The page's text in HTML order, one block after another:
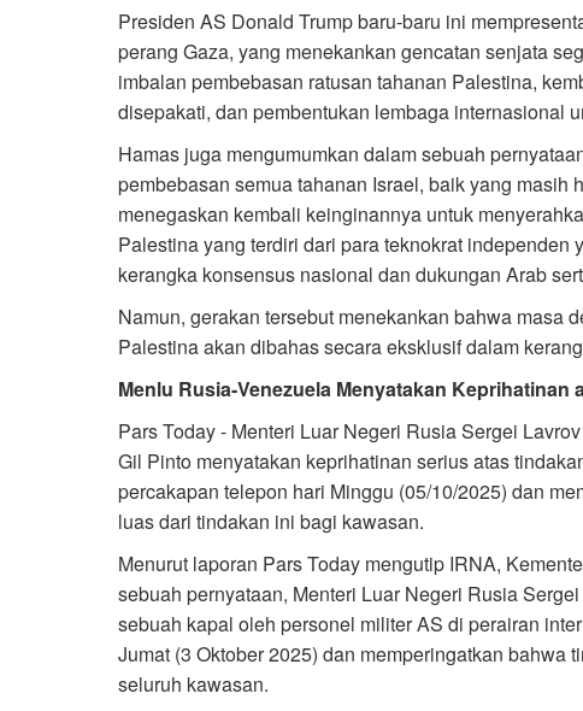
Presiden AS Donald Trump baru-baru ini
perang Gaza, yang menekankan gencatan senjata
imbalan pembebasan ratusan tahanan Palestina,
disepakati, dan pembentukan lembaga internasional
Hamas juga mengumumkan dalam sebuah
pembebasan semua tahanan Israel, baik yang masih
menegaskan kembali keinginannya untuk
Palestina yang terdiri dari para teknokrat
kerangka konsensus nasional dan dukungan Arab
Namun, gerakan tersebut menekankan bahwa masa
Palestina akan dibahas secara eksklusif dalam
Menlu Rusia-Venezuela Menyatakan Keprihatinan
Pars Today - Menteri Luar Negeri Rusia Sergei
Gil Pinto menyatakan keprihatinan serius atas
percakapan telepon hari Minggu (05/10/2025) dan
luas dari tindakan ini bagi kawasan.
Menurut laporan Pars Today mengutip IRNA,
sebuah pernyataan, Menteri Luar Negeri Rusia
sebuah kapal oleh personel militer AS di perairan
Jumat (3 Oktober 2025) dan memperingatkan bahwa
seluruh kawasan.